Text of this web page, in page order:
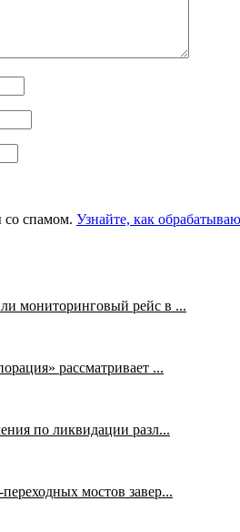
со спамом. Узнайте, как
мониторинговый рейс в ...
рассматривает ...
по ликвидации разл...
мостов завер...